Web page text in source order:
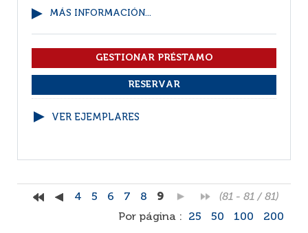
MÁS INFORMACIÓN...
VER EJEMPLARES
4 5 6 7 8 9
(81 - 81 / 81)
Por página :
25 50 100 200